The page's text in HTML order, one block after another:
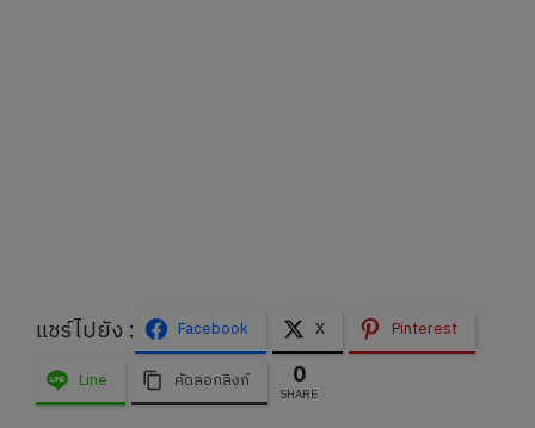
แชร์ไปยัง : Facebook X
Pinterest
Line
คัดลอกลิงก์ 0
SHARE